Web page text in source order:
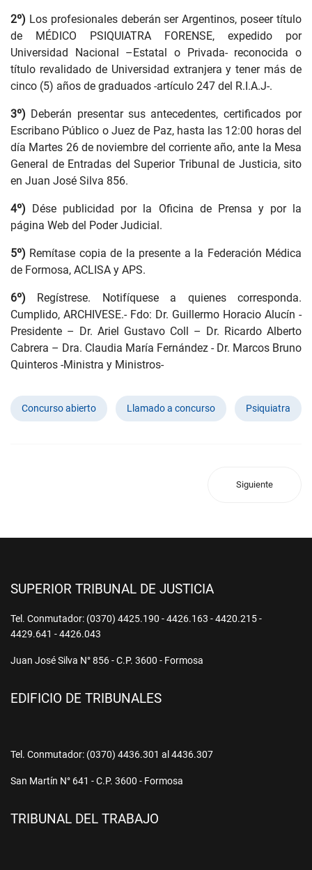
2º) Los profesionales deberán ser Argentinos, poseer título
de MÉDICO PSIQUIATRA FORENSE, expedido por
Universidad Nacional –Estatal o Privada- reconocida o
título revalidado de Universidad extranjera y tener más de
cinco (5) años de graduados -artículo 247 del R.I.A.J-.
3º) Deberán presentar sus antecedentes, certificados por
Escribano Público o Juez de Paz, hasta las 12:00 horas del
día Martes 26 de noviembre del corriente año, ante la Mesa
General de Entradas del Superior Tribunal de Justicia, sito
en Juan José Silva 856.
4º) Dése publicidad por la Oficina de Prensa y por la
página Web del Poder Judicial.
5º) Remítase copia de la presente a la Federación Médica
de Formosa, ACLISA y APS.
6º) Regístrese. Notifíquese a quienes corresponda.
Cumplido, ARCHIVESE.- Fdo: Dr. Guillermo Horacio Alucín -
Presidente – Dr. Ariel Gustavo Coll – Dr. Ricardo Alberto
Cabrera – Dra. Claudia María Fernández - Dr. Marcos Bruno
Quinteros -Ministra y Ministros-
Concurso abierto Llamado a concurso Psiquiatra
Siguiente
SUPERIOR TRIBUNAL DE JUSTICIA
Tel. Conmutador: (0370) 4425.190 - 4426.163 - 4420.215 -
4429.641 - 4426.043
Juan José Silva N° 856 - C.P. 3600 - Formosa
EDIFICIO DE TRIBUNALES
Tel. Conmutador: (0370) 4436.301 al 4436.307
San Martín N° 641 - C.P. 3600 - Formosa
TRIBUNAL DEL TRABAJO